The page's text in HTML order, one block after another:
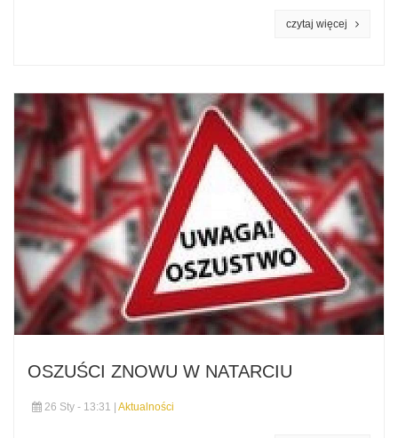
OSZUŚCI ZNOWU W NATARCIU
26 Sty - 13:31 | Aktualności